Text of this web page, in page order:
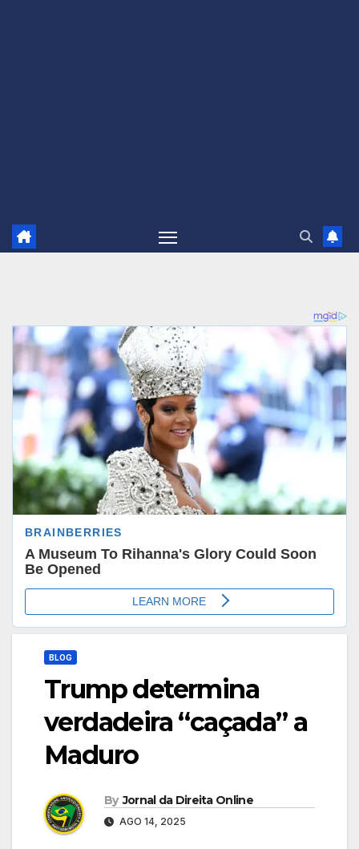
BLOG
Trump determina
verdadeira “caçada” a
Maduro
By Jornal da Direita Online
AGO 14, 2025